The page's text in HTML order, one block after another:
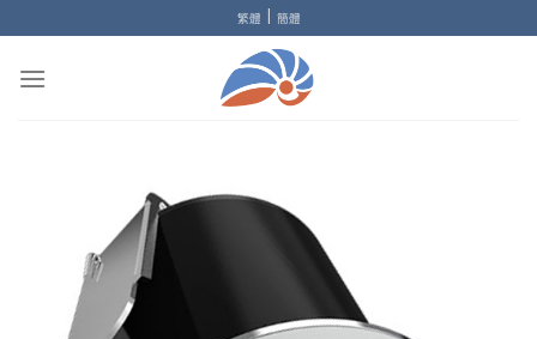
to
content
繁體 | 簡體